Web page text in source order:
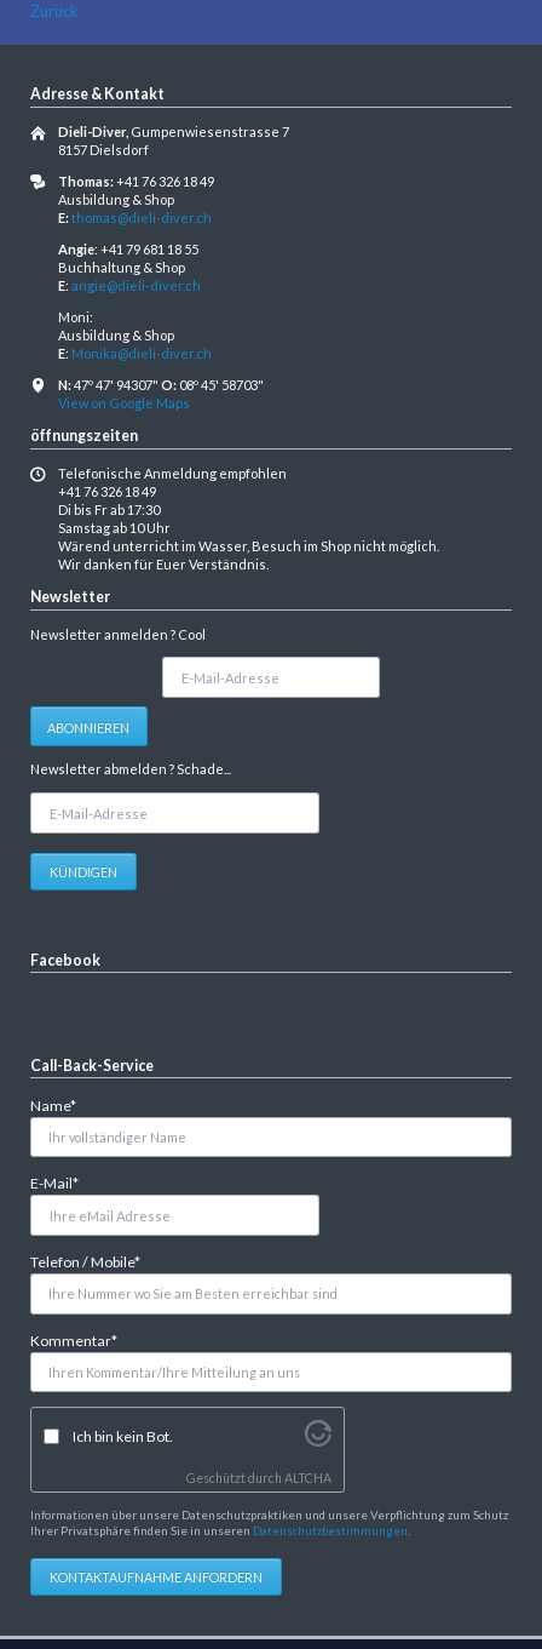
Zurück
Adresse & Kontakt
Dieli-Diver, Gumpenwiesenstrasse 7
8157 Dielsdorf
Thomas:+41 76 326 18 49
Ausbildung & Shop
E:thomas@dieli-diver.ch
Angie: +41 79 681 18 55
Buchhaltung & Shop
E: angie@dieli-diver.ch
Moni:
Ausbildung & Shop
E: Monika@dieli-diver.ch
N:47º 47' 94307" O:08º 45' 58703"
View on Google Maps
öffnungszeiten
Telefonische Anmeldung empfohlen
+41 76 326 18 49
Di bis Fr ab 17:30
Samstag ab 10 Uhr
Wärend unterricht im Wasser, Besuch im Shop nicht möglich.
Wir danken für Euer Verständnis.
Newsletter
Newsletter anmelden ? Cool
Adresse
ABONNIEREN
Newsletter abmelden ? Schade...
Adresse
KÜNDIGEN
Facebook
Call-Back-Service
Pflichtfeld
Name*
Pflichtfeld
E-Mail*
Pflichtfeld
Telefon / Mobile*
Pflichtfeld
Kommentar*
Ich bin kein Bot.
Geschützt durchALTCHA
Informationen über unsere Datenschutzpraktiken und unsere Verpflichtung zum Schutz
Ihrer Privatsphäre finden Sie in unseren Datenschutzbestimmungen
KONTAKTAUFNAHME ANFORDERN